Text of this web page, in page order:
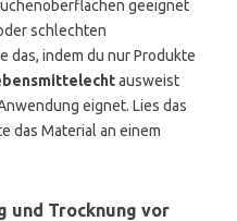
geeignet
schlechten
das, indem du nur Produkte
ausweist
eignet. Lies das
das Material an einem
und Trocknung vor